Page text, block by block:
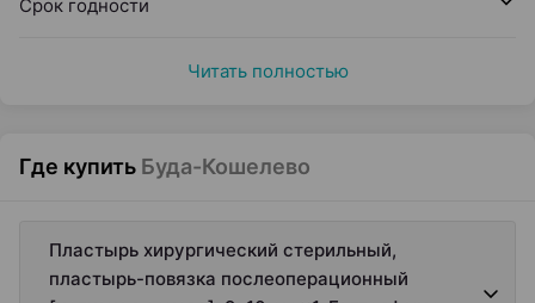
Срок годности
Читать полностью
Где купить Буда-Кошелево
Пластырь хирургический стерильный,
пластырь-повязка послеоперационный